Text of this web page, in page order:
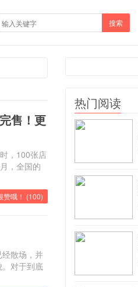
搜索
售！更
，100张店
，全国的
赞哦！ (100)
散场，并
对于到底
热门阅读